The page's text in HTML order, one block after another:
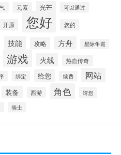
元素 光芒 可以通过
开原 您好 您的
技能 攻略 方舟 星际争霸
游戏 火线 热血传奇
绑定 给您 续费 网站
装备 西游 角色 请您
骑士